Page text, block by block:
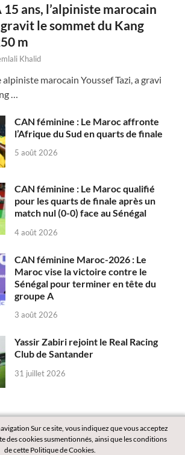
ans, l’alpiniste marocain
gravit le sommet du Kang
m
Khalid
alpiniste marocain Youssef Tazi, a gravi
…
CAN féminine : Le Maroc affronte
l’Afrique du Sud en quarts de finale
5 août 2026
CAN féminine : Le Maroc qualifié
pour les quarts de finale après un
match nul (0-0) face au Sénégal
4 août 2026
CAN féminine Maroc-2026 : Le
Maroc vise la victoire contre le
Sénégal pour terminer en tête du
groupe A
3 août 2026
Yassir Zabiri rejoint le Real Racing
Club de Santander
31 juillet 2026
Sur ce site, vous indiquez que vous acceptez
des cookies susmentionnés, ainsi que les conditions
de cette Politique de Cookies.